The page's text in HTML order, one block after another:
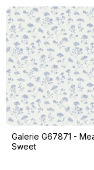
Galerie G67871 -
Sweet